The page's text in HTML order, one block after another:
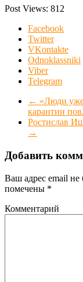
Post Views: 812
Facebook
Twitter
VKontakte
Odnoklassniki
Viber
Telegram
← «Люди уже
карантин
Ростислав
→
Добавить
Ваш адрес email не
помечены *
Комментарий